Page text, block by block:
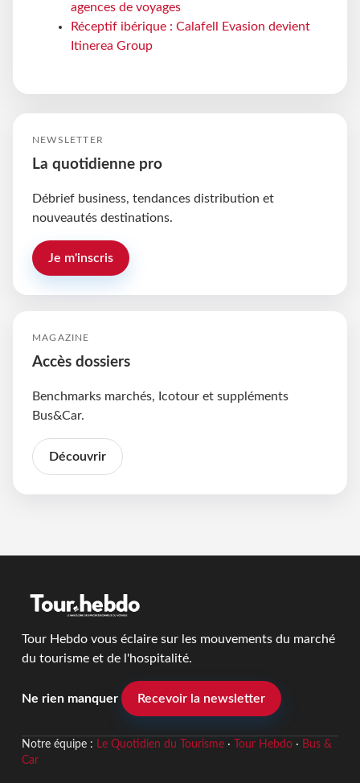
agences de voyages
Réceptif ibérique : Calafell Evasion devient
Itinerea Group
NEWSLETTER
La quotidienne pro
Débrief business, tendances distribution et
nouveautés destinations.
Je m'inscris
MAGAZINE
Accès dossiers
Benchmarks marchés, Icotour et suppléments
Bus&Car.
Découvrir
Tour Hebdo vous éclaire sur les mouvements du marché
du tourisme et de l'hospitalité.
Ne rien manquer Recevoir la newsletter
Notre équipe : Le Quotidien du Tourisme· Tour Hebdo· Bus &
Car